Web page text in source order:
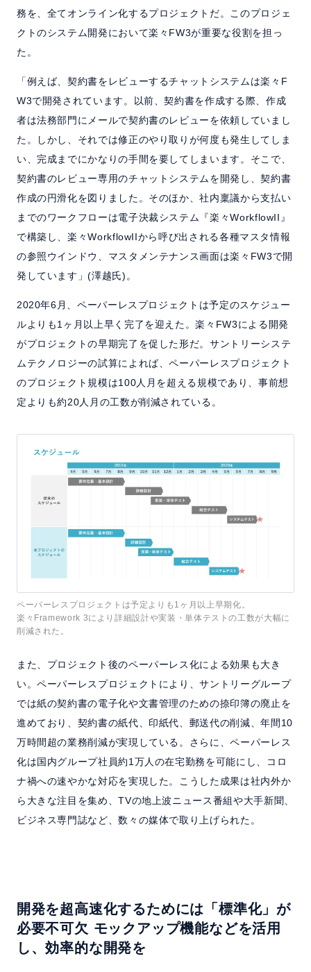
務を、全てオンライン化するプロジェクトだ。このプロジェ
クトのシステム開発において楽々FW3が重要な役割を担っ
た。
「例えば、契約書をレビューするチャットシステムは楽々F
W3で開発されています。以前、契約書を作成する際、作成
者は法務部門にメールで契約書のレビューを依頼していまし
た。しかし、それでは修正のやり取りが何度も発生してしま
い、完成までにかなりの手間を要してしまいます。そこで、
契約書のレビュー専用のチャットシステムを開発し、契約書
作成の円滑化を図りました。そのほか、社内稟議から支払い
までのワークフローは電子決裁システム『楽々WorkflowII』
で構築し、楽々WorkflowIIから呼び出される各種マスタ情報
の参照ウインドウ、マスタメンテナンス画面は楽々FW3で開
発しています」(澤越氏)。
2020年6月、ペーパーレスプロジェクトは予定のスケジュー
ルよりも1ヶ月以上早く完了を迎えた。楽々FW3による開発
がプロジェクトの早期完了を促した形だ。サントリーシステ
ムテクノロジーの試算によれば、ペーパーレスプロジェクト
のプロジェクト規模は100人月を超える規模であり、事前想
定よりも約20人月の工数が削減されている。
ペーパーレスプロジェクトは予定よりも1ヶ月以上早期化。
楽々Framework 3により詳細設計や実装・単体テストの工数が大幅に
削減された。
また、プロジェクト後のペーパーレス化による効果も大き
い。ペーパーレスプロジェクトにより、サントリーグループ
では紙の契約書の電子化や文書管理のための捺印簿の廃止を
進めており、契約書の紙代、印紙代、郵送代の削減、年間10
万時間超の業務削減が実現している。さらに、ペーパーレス
化は国内グループ社員約1万人の在宅勤務を可能にし、コロ
ナ禍への速やかな対応を実現した。こうした成果は社内外か
ら大きな注目を集め、TVの地上波ニュース番組や大手新聞、
ビジネス専門誌など、数々の媒体で取り上げられた。
開発を超高速化するためには「標準化」が
必要不可欠 モックアップ機能などを活用
し、効率的な開発を